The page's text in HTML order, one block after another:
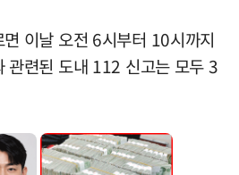
이날 오전 6시부터 10시까지
관련된 도내 112 신고는 모두 3